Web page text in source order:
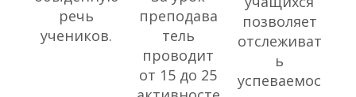
речь
учеников.
преподава
тель
проводит
от 15 до 25
позволяет
отслеживат
ь
успеваемос